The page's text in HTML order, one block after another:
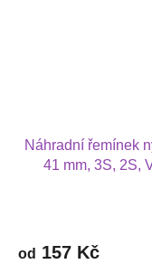
Náhradní řemínek
41 mm, 3S, 2S,
od 157 Kč